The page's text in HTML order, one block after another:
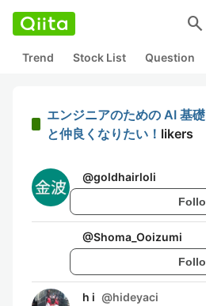
search
Trend Stock List Question
エンジニアのための AI 基
と仲良くなりたい！ likers
@goldhairloli
@Shoma_Ooizumi
h i @hideyaci